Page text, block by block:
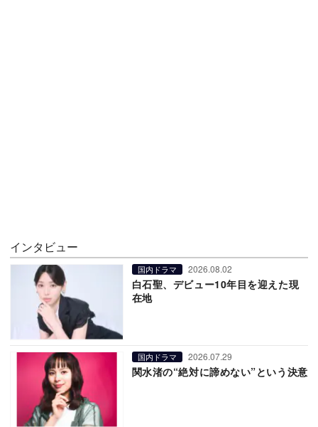
インタビュー
国内ドラマ 2026.08.02
白石聖、デビュー10年目を迎えた現
在地
国内ドラマ 2026.07.29
関水渚の“絶対に諦めない”という決意